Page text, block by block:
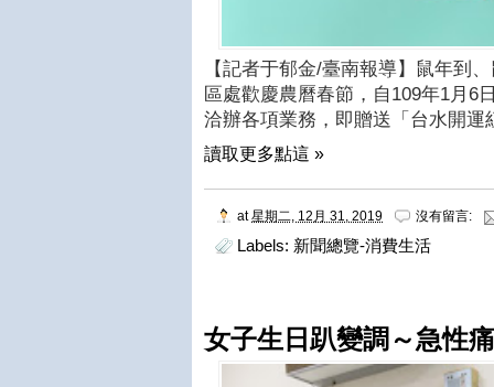
【記者于郁金/臺南報導】鼠年到
區處歡慶農曆春節，自109年1月6
洽辦各項業務，即贈送「台水開
讀取更多點這 »
at星期二, 12月 31, 2019 沒有留言:
Labels: 新聞總覽-消費生活
女子生日趴變調～急性